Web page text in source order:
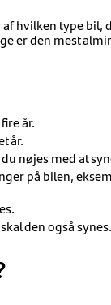
hvilken type bil,
er den mest
år.
år.
nøjes med at
på bilen,
den også synes.